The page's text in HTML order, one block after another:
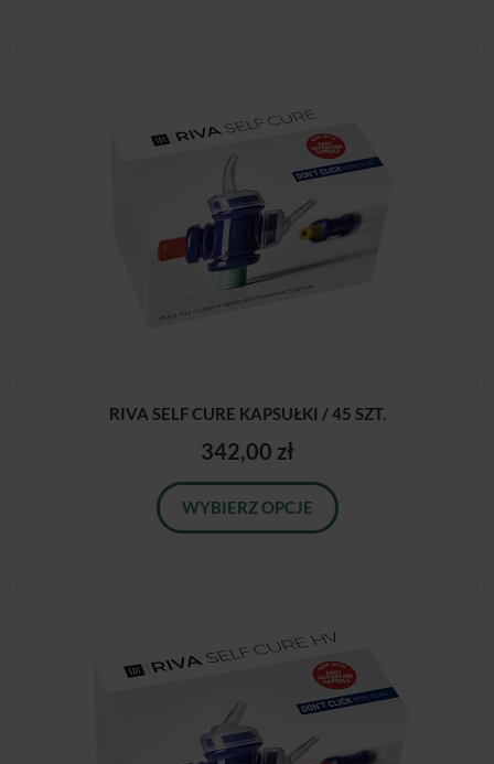
RIVA SELF CURE KAPSUŁKI / 45 SZT.
342,00 zł
WYBIERZ OPCJE